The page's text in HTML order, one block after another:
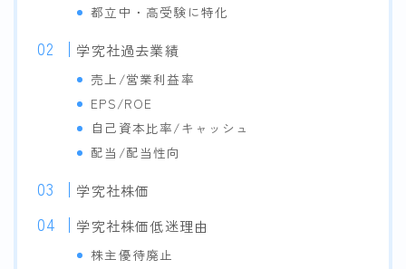
都立中・高受験に特化
学究社過去業績
売上/営業利益率
EPS/ROE
自己資本比率/キャッシュ
配当/配当性向
学究社株価
学究社株価低迷理由
株主優待廃止